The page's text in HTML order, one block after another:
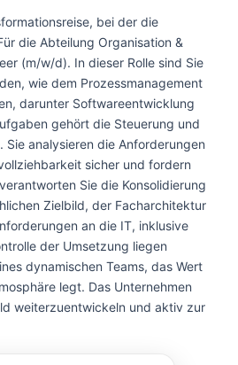
bei der die
die Abteilung Organisation &
(m/w/d). In dieser Rolle sind Sie
wie dem Prozessmanagement
darunter Softwareentwicklung
gehört die Steuerung und
analysieren die Anforderungen
sicher und fordern
Sie die Konsolidierung
Zielbild, der Facharchitektur
an die IT, inklusive
der Umsetzung liegen
dynamischen Teams, das Wert
legt. Das Unternehmen
weiterzuentwickeln und aktiv zur